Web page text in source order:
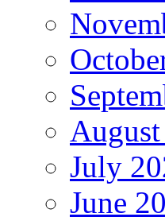
July
June